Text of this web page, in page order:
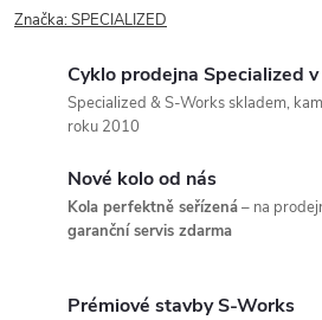
Značka:SPECIALIZED
Cyklo prodejna Specialized
Specialized & S-Works skladem,
roku 2010
Nové kolo od nás
Kola perfektně seřízená– na
garanční servis zdarma
Prémiové stavby S-Works